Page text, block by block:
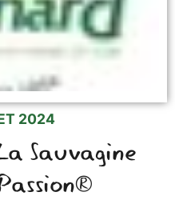
2024
Sauvagine